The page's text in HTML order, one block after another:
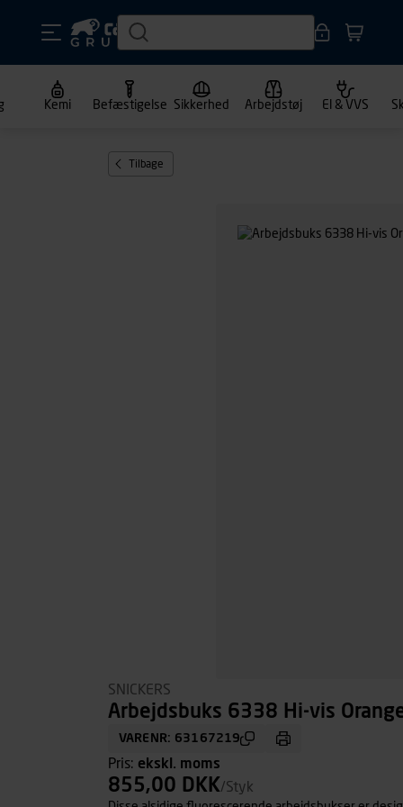
Kemi Befæstigelse Sikkerhed Arbejdstøj El & VVS
Tilbage
SNICKERS
Arbejdsbuks 6338 Hi-vis
VARENR: 63167219
Pris: ekskl. moms
855,00 DKK/Styk